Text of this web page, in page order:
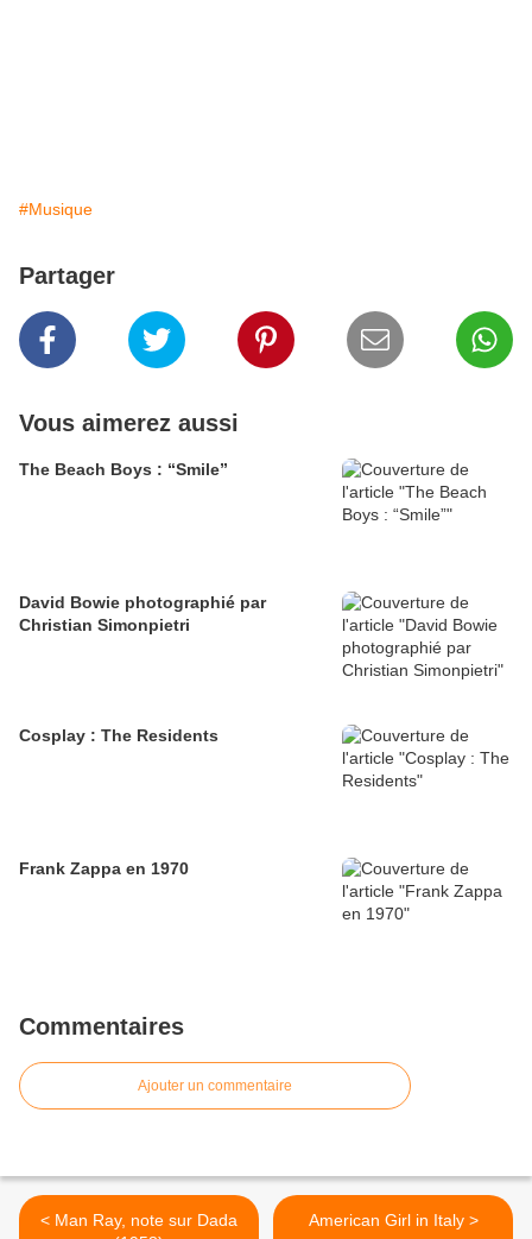
#Musique
Partager
Vous aimerez aussi
The Beach Boys : “Smile”
David Bowie photographié par
Christian Simonpietri
Cosplay : The Residents
Frank Zappa en 1970
Commentaires
Ajouter un commentaire
< Man Ray, note sur Dada
American Girl in Italy >